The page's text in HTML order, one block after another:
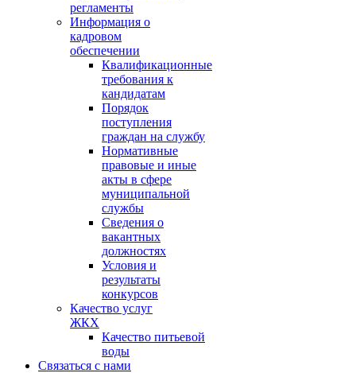
регламенты
Информация о
кадровом
обеспечении
Квалификационные
требования к
кандидатам
Порядок
поступления
граждан на службу
Нормативные
правовые и иные
акты в сфере
муниципальной
службы
Сведения о
вакантных
должностях
Условия и
результаты
конкурсов
Качество услуг
ЖКХ
Качество питьевой
воды
Связаться с нами